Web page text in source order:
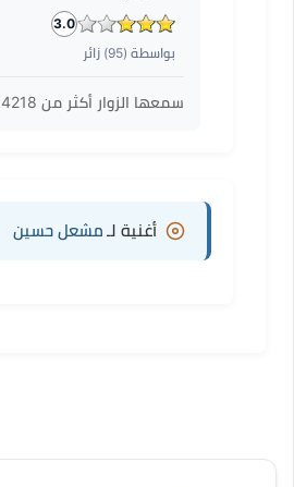
3.0
بواسطة (95) زائر
سمعها الزوار أكثر من 4218
أغنية لـ مشعل حسين